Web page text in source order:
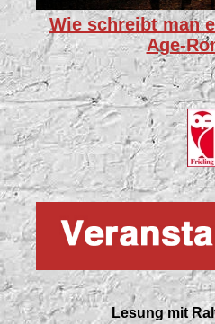
Wie schreibt man
Age-
Lesung mit